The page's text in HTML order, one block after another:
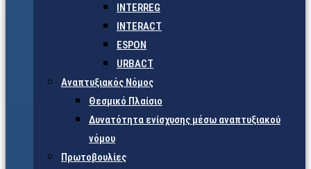
INTERREG
INTERACT
ESPON
URBACT
Αναπτυξιακός Νόμος
Θεσμικό Πλαίσιο
Δυνατότητα ενίσχυσης μέσω αναπτυξιακού
νόμου
Πρωτοβουλίες